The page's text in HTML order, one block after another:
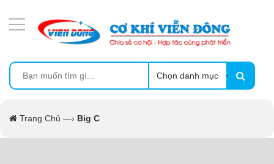
Chọn danh mục
Trang Chủ —› Big C
MÁY ÉP MÍA TẠO BỌT
MÁY RỬA BÁT SIÊU ÂM